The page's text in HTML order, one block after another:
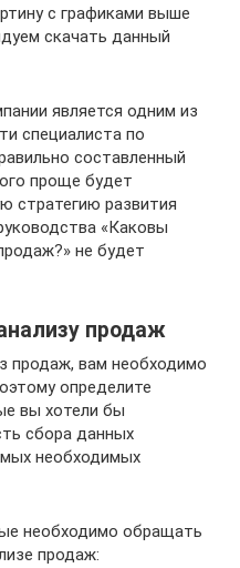
с графиками выше
скачать данный
является одним из
специалиста по
составленный
проще будет
стратегию развития
«Каковы
не будет
продаж
продаж, вам необходимо
определите
вы хотели бы
сбора данных
необходимых
необходимо обращать
продаж: